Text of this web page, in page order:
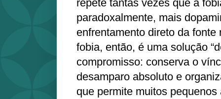
repete tantas vezes que a
paradoxalmente, mais
enfrentamento direto da fonte
fobia, então, é uma solução
compromisso: conserva o
desamparo absoluto e
que permite muitos